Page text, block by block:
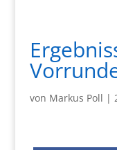
von Markus Poll |